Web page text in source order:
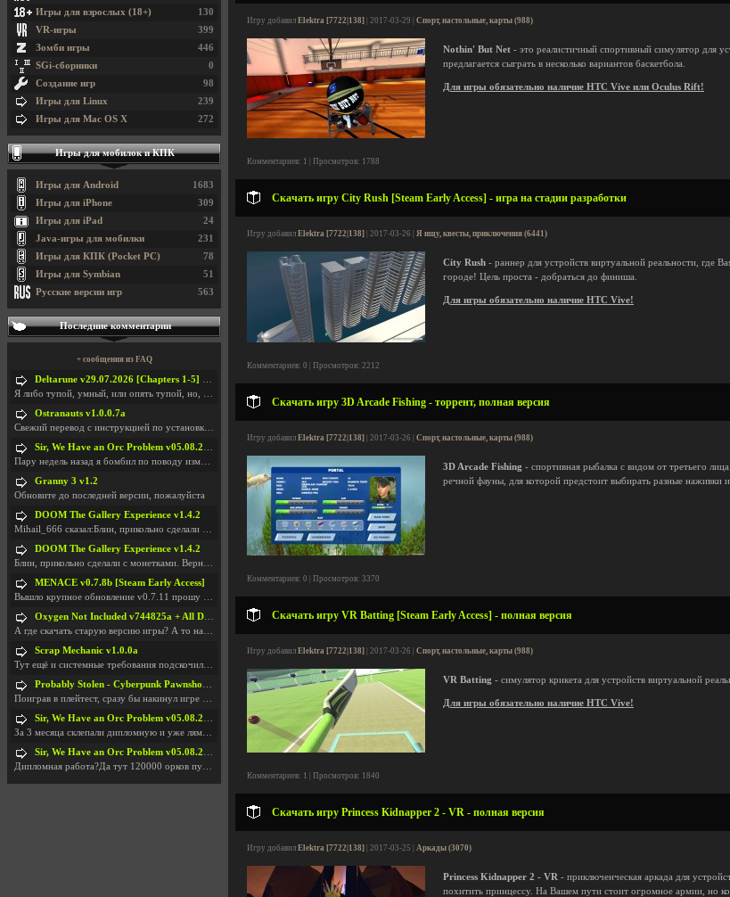
Игру добавил Elektra [7722|138] | 2017-03-29 | Спорт, настольные, карты (988)
Nothin' But Net - это реалистичный спортивный симулятор для
предлагается сыграть в несколько вариантов баскетбола.
Для игры обязательно наличие HTC Vive или Oculus Rift!
Комментариев: 1 | Просмотров: 1788
Скачать игру City Rush [Steam Early Access] - игра на стадии разработки
Игру добавил Elektra [7722|138] | 2017-03-26 | Я ищу, квесты, приключения (6441)
City Rush - раннер для устройств виртуальной реальности, где
городе! Цель проста - добраться до финиша.
Для игры обязательно наличие HTC Vive!
Комментариев: 0 | Просмотров: 2212
Скачать игру 3D Arcade Fishing - торрент, полная версия
Игру добавил Elektra [7722|138] | 2017-03-26 | Спорт, настольные, карты (988)
3D Arcade Fishing - спортивная рыбалка с видом от третьего
речной фауны, для которой предстоит выбирать разные наживки
Комментариев: 0 | Просмотров: 3370
Скачать игру VR Batting [Steam Early Access] - полная версия
Игру добавил Elektra [7722|138] | 2017-03-26 | Спорт, настольные, карты (988)
VR Batting - симулятор крикета для устройств виртуальной
Для игры обязательно наличие HTC Vive!
Комментариев: 1 | Просмотров: 1840
Скачать игру Princess Kidnapper 2 - VR - полная версия
Игру добавил Elektra [7722|138] | 2017-03-25 | Аркады (3070)
Princess Kidnapper 2 - VR - приключенческая аркада для
похитить принцессу. На Вашем пути стоит огромное армии, но
130
Игры для взрослых (18+)
399
VR-игры
446
Зомби игры
0
SGi-сборники
98
Создание игр
239
Игры для Linux
272
Игры для Mac OS X
Игры для мобилок и КПК
1683
Игры для Android
309
Игры для iPhone
24
Игры для iPad
231
Java-игры для мобилки
78
Игры для КПК (Pocket PC)
51
Игры для Symbian
563
Русские версии игр
Последние комментарии
+ сообщения из FAQ
Deltarune v29.07.2026 [Chapters 1-5] / + RUS [Chapters 1-5]
Я либо тупой, умный, или опять тупой, но, вроде я
Ostranauts v1.0.0.7a
Свежий перевод с инструкцией по установкеhttps://g
Sir, We Have an Orc Problem v05.08.2026
Пару недель назад я бомбил по поводу изменения мин
Granny 3 v1.2
Обновите до последней версии, пожалуйста
DOOM The Gallery Experience v1.4.2
Mihail_666 сказал:Блин, прикольно сделали с монетк
DOOM The Gallery Experience v1.4.2
Блин, прикольно сделали с монетками. Вернулся в св
MENACE v0.7.8b [Steam Early Access]
Вышло крупное обновление v0.7.11 прошу обновить
Oxygen Not Included v744825a + All DLC
А где скачать старую версию игры? А то на новой но
Scrap Mechanic v1.0.0a
Тут ещё и системные требования подскочили. Если не
Probably Stolen - Cyberpunk Pawnshop Simulator v048c [Playtest]
Поиграв в плейтест, сразу бы накинул игре наивысши
Sir, We Have an Orc Problem v05.08.2026
За 3 месяца склепали дипломную и уже лям двести ба
Sir, We Have an Orc Problem v05.08.2026
Дипломная работа?Да тут 120000 орков путь выбирают